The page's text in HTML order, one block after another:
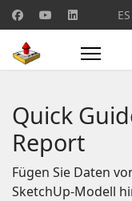
ES
Quick
Report
Fügen Sie Daten
SketchUp-Modell